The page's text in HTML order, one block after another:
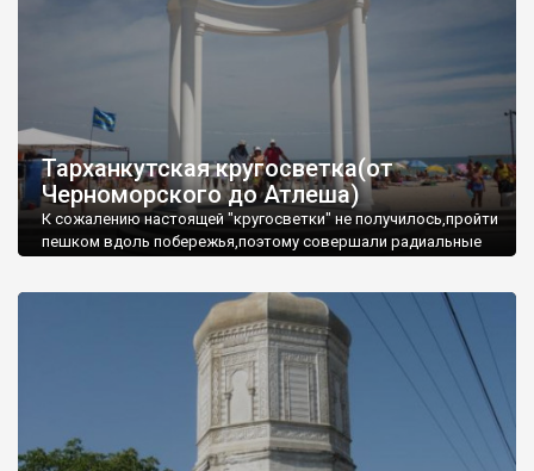
Тарханкутская кругосветка(от
Черноморского до Атлеша)
К сожалению настоящей "кругосветки" не получилось,пройти
пешком вдоль побережья,поэтому совершали радиальные